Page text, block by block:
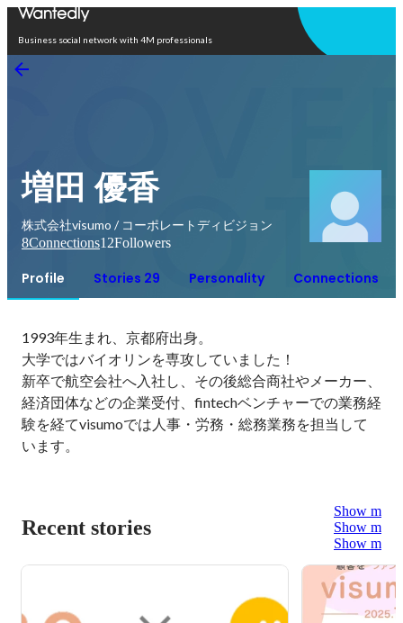
Business social network with 4M professionals
増田 優香
株式会社visumo / コーポレートディビジョン
8Connections12Followers
Profile Stories 29 Personality Connections
1993年生まれ、京都府出身。
大学ではバイオリンを専攻していました！
新卒で航空会社へ入社し、その後総合商社やメーカー、
経済団体などの企業受付、fintechベンチャーでの業務経
験を経てvisumoでは人事・労務・総務業務を担当して
います。
Recent stories
Show more
Show more
Show more